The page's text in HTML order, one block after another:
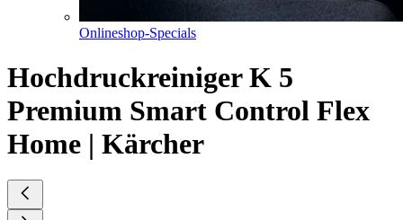
Onlineshop-Specials
Hochdruckreiniger K 5
Premium Smart Control Flex
Home | Kärcher